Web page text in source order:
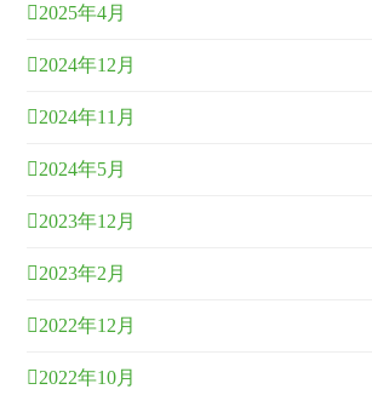
2025年4月
2024年12月
2024年11月
2024年5月
2023年12月
2023年2月
2022年12月
2022年10月